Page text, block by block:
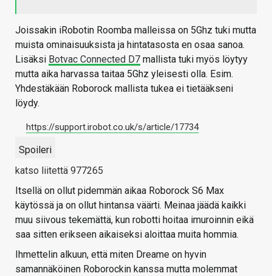
Joissakin iRobotin Roomba malleissa on 5Ghz tuki mutta
muista ominaisuuksista ja hintatasosta en osaa sanoa.
Lisäksi Botvac Connected D7 mallista tuki myös löytyy
mutta aika harvassa taitaa 5Ghz yleisesti olla. Esim.
Yhdestäkään Roborock mallista tukea ei tietääkseni
löydy.
https://support.irobot.co.uk/s/article/17734
Spoileri
katso liitettä 977265
Itsellä on ollut pidemmän aikaa Roborock S6 Max
käytössä ja on ollut hintansa väärti. Meinaa jäädä kaikki
muu siivous tekemättä, kun robotti hoitaa imuroinnin eikä
saa sitten erikseen aikaiseksi aloittaa muita hommia.
Ihmettelin alkuun, että miten Dreame on hyvin
samannäköinen Roborockin kanssa mutta molemmat